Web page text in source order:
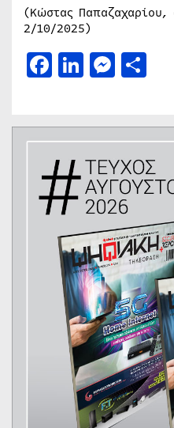
(Κώστας Παπαζαχαρίου,
2/10/2025)
Facebook
LinkedIn